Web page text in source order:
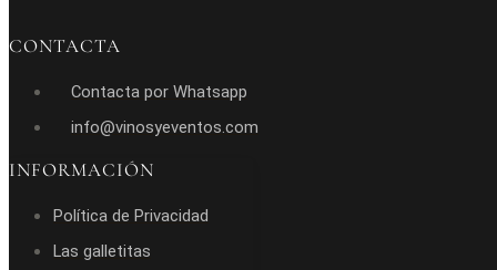
CONTACTA
Contacta por Whatsapp
info@vinosyeventos.com
INFORMACIÓN
Política de Privacidad
Las galletitas